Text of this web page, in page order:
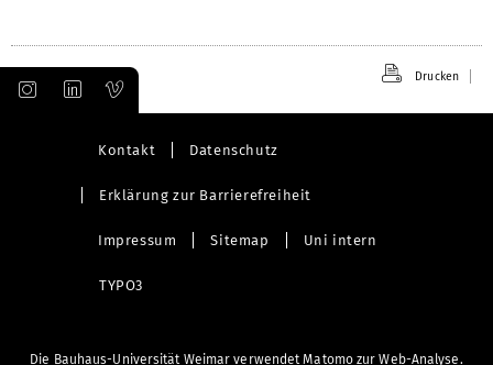
Drucken
Kontakt Datenschutz
Erklärung zur Barrierefreiheit
Impressum Sitemap Uni intern
TYPO3
Die Bauhaus-Universität Weimar verwendet Matomo zur Web-Analyse.